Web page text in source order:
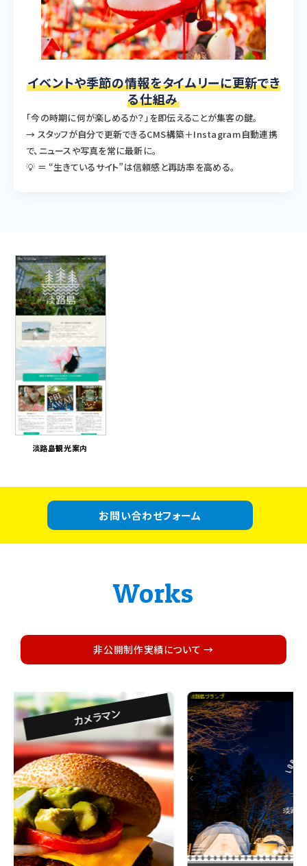
イベントや季節の情報をタイムリーに更新でき
る仕組み
「今の時期に何が楽しめるか？」を即伝えることが集客の鍵。
→ スタッフが自分で更新できるCMS構築＋Instagram自動連携
で、ニュースや写真を常に最新に。
💡 ＝ “生きているサイト”は信頼感と再訪率を高める。
淡路島観光案内
お問い合わせフォーム
Works
非公開制作実績について →
カメラマン